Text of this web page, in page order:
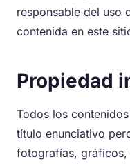
responsable del uso
contenida en este
Propiedad
Todos los
título enunciativo
fotografías, gráficos,